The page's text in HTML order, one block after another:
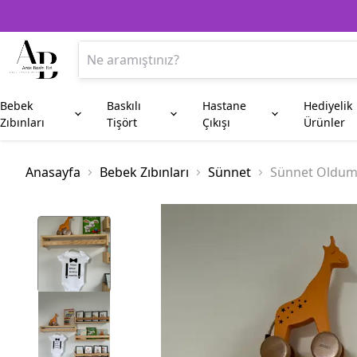
Bebek
Zıbınları
Anne Baba
Amca
Baskılı
Tişört
Aile Kombin
Hastane
Çıkışı
Beşiktaş Fenerbahçe
Hediyelik
Ürünler
Kupa Bardak Plaket
Anneye Hediyeler
Anasayfa Bebek Zıbınları Sünnet Sünnet Oldum